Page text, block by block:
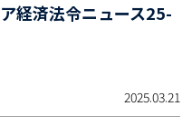
経済法令ニュース25-
2025.03.21